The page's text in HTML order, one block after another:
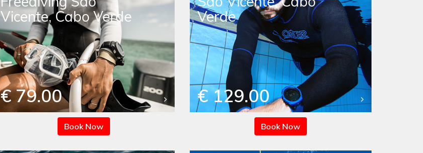
Vicente, Cabo Verde
€ 79.00
Book Now
Verde
€ 129.00
Book Now